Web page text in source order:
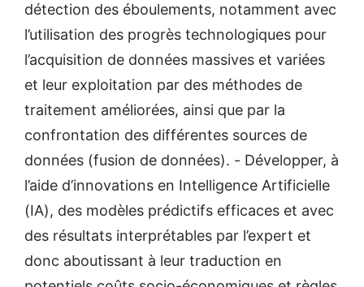
détection des éboulements, notamment avec
l’utilisation des progrès technologiques pour
l’acquisition de données massives et variées
et leur exploitation par des méthodes de
traitement améliorées, ainsi que par la
confrontation des différentes sources de
données (fusion de données). - Développer, à
l’aide d’innovations en Intelligence Artificielle
(IA), des modèles prédictifs efficaces et avec
des résultats interprétables par l’expert et
donc aboutissant à leur traduction en